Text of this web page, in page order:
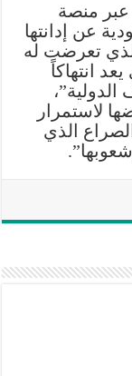
عبر منصة
عن إدانتها
تعرضت له
انتهاكاً
الدولية”،
لاستمرار
الذي